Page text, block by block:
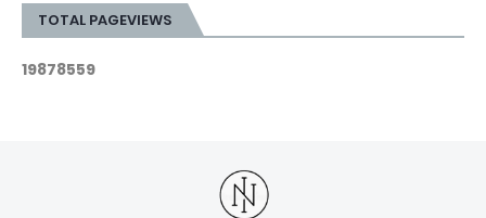
TOTAL PAGEVIEWS
19878559